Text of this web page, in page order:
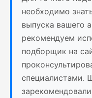
необходимо
выпуска вашего
рекомендуем
подборщик на
специалистами.